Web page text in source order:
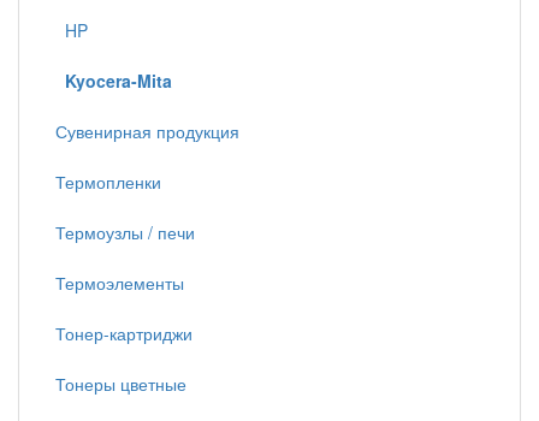
HP
Kyocera-Mita
Сувенирная продукция
Термопленки
Термоузлы / печи
Термоэлементы
Тонер-картриджи
Тонеры цветные